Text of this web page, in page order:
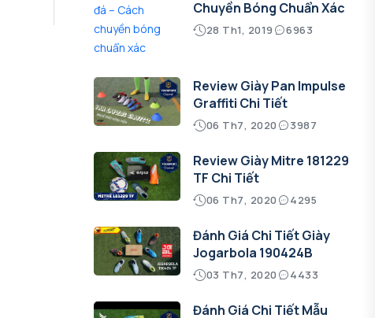
Chuyền Bóng Chuẩn Xác
28 Th1, 2019 6963
Review Giày Pan Impulse
Graffiti Chi Tiết
06 Th7, 2020 3987
Review Giày Mitre 181229
TF Chi Tiết
06 Th7, 2020 4295
Đánh Giá Chi Tiết Giày
Jogarbola 190424B
03 Th7, 2020 4433
Đánh Giá Chi Tiết Mẫu